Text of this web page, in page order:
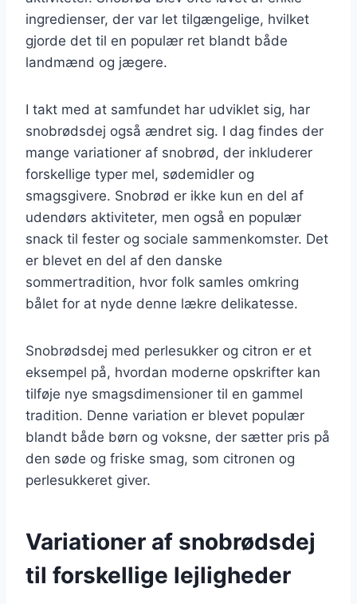
ingredienser, der var let tilgængelige, hvilket
gjorde det til en populær ret blandt både
landmænd og jægere.
I takt med at samfundet har udviklet sig, har
snobrødsdej også ændret sig. I dag findes der
mange variationer af snobrød, der inkluderer
forskellige typer mel, sødemidler og
smagsgivere. Snobrød er ikke kun en del af
udendørs aktiviteter, men også en populær
snack til fester og sociale sammenkomster. Det
er blevet en del af den danske
sommertradition, hvor folk samles omkring
bålet for at nyde denne lækre delikatesse.
Snobrødsdej med perlesukker og citron er et
eksempel på, hvordan moderne opskrifter kan
tilføje nye smagsdimensioner til en gammel
tradition. Denne variation er blevet populær
blandt både børn og voksne, der sætter pris på
den søde og friske smag, som citronen og
perlesukkeret giver.
Variationer af snobrødsdej
til forskellige lejligheder